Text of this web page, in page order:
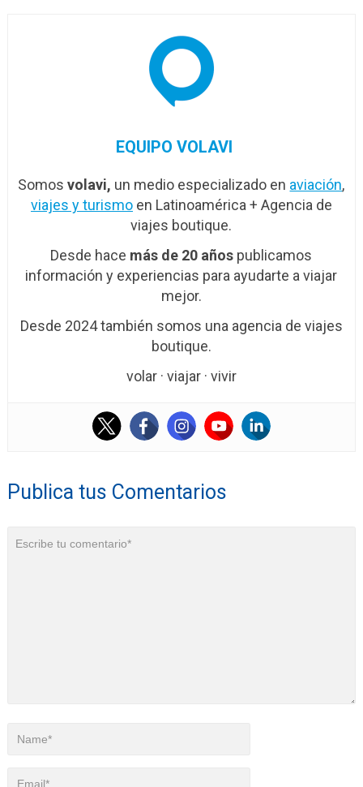
EQUIPO VOLAVI
Somosvolavi, un medio especializado en aviación,
viajes y turismoen Latinoamérica + Agencia de
viajes boutique.
Desde hace más de 20 años publicamos
información y experiencias para ayudarte a viajar
mejor.
Desde 2024 también somos una agencia de viajes
boutique.
volar · viajar · vivir
Publica tus Comentarios